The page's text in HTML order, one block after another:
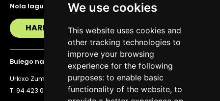
We use cookies
This website uses cookies and
other tracking technologies to
improve your browsing
experience for the following
purposes: to enable basic
functionality of the website, to
Nola lagundu zaitzakegu?
HARREMANETAN JARRI
Bulego nagusia
Urkixo Zumarkalea 36, 6. solairua, 48011 Bilbo
T. 94 423 07 43